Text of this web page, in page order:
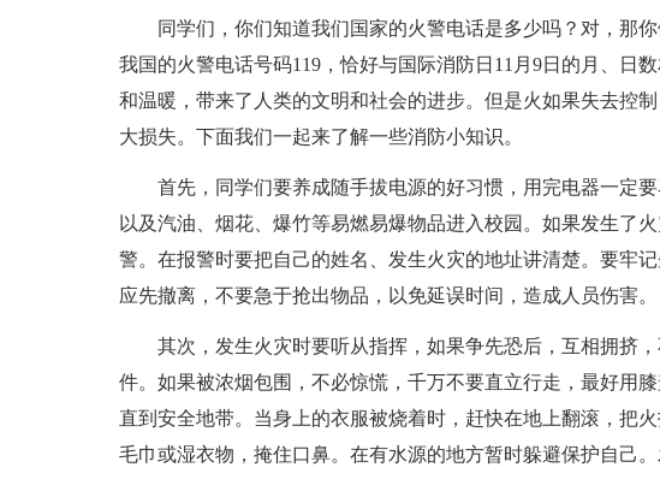
同学们，你们知道我们国家的火警电话是多少吗？对，那
我国的火警电话号码119，恰好与国际消防日11月9日的月、日
和温暖，带来了人类的文明和社会的进步。但是火如果失去控
大损失。下面我们一起来了解一些消防小知识。
首先，同学们要养成随手拔电源的好习惯，用完电器一定
以及汽油、烟花、爆竹等易燃易爆物品进入校园。如果发生了
警。在报警时要把自己的姓名、发生火灾的地址讲清楚。要牢
应先撤离，不要急于抢出物品，以免延误时间，造成人员伤害。
其次，发生火灾时要听从指挥，如果争先恐后，互相拥挤
件。如果被浓烟包围，不必惊慌，千万不要直立行走，最好用
直到安全地带。当身上的衣服被烧着时，赶快在地上翻滚，把
毛巾或湿衣物，掩住口鼻。在有水源的地方暂时躲避保护自己